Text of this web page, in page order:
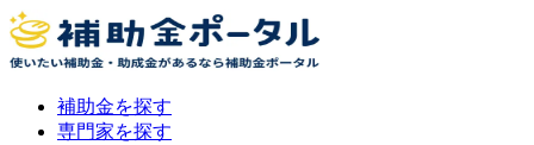
補助金を探す
専門家を探す